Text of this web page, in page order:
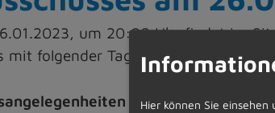
um 20:00 Uhr findet im
mit folgender Tagesordnung statt.
Hier können Sie